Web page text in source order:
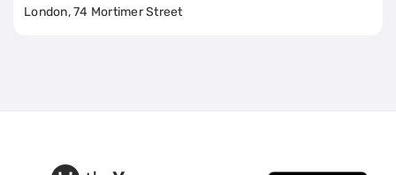
London, 74 Mortimer Street